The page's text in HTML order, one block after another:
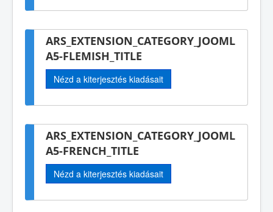
ARS_EXTENSION_CATEGORY_JOOML
A5-FLEMISH_TITLE
Nézd a kiterjesztés kiadásait
ARS_EXTENSION_CATEGORY_JOOML
A5-FRENCH_TITLE
Nézd a kiterjesztés kiadásait